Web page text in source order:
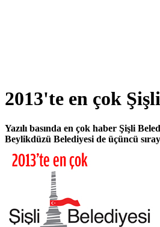
2013'te en çok
Yazılı basında en çok haber Şişli
Beylikdüzü Belediyesi de üçüncü